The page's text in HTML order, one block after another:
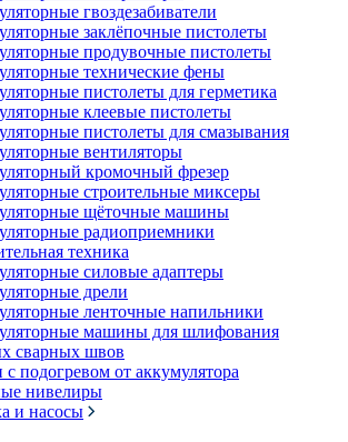
гвоздезабиватели
заклёпочные пистолеты
продувочные пистолеты
технические фены
пистолеты для герметика
клеевые пистолеты
пистолеты для смазывания
вентиляторы
кромочный фрезер
строительные миксеры
щёточные машины
радиоприемники
техника
силовые адаптеры
дрели
ленточные напильники
машины для шлифования
сварных швов
с подогревом от аккумулятора
нивелиры
и насосы